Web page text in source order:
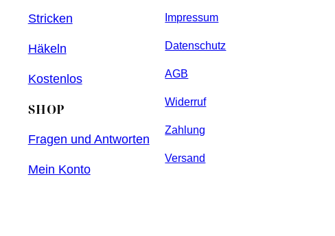
Stricken
Häkeln
Kostenlos
SHOP
Fragen und Antworten
Mein Konto
Impressum
Datenschutz
AGB
Widerruf
Zahlung
Versand